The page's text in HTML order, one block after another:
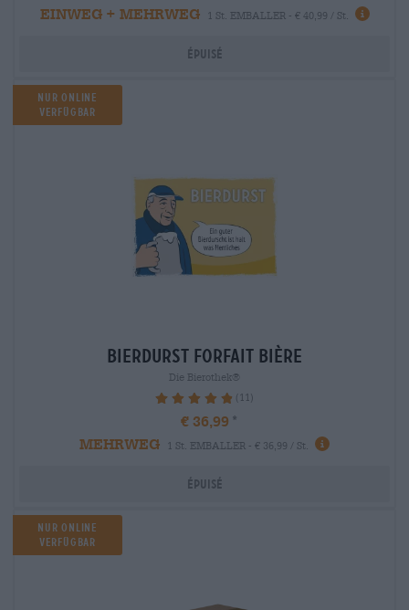
EINWEG + MEHRWEG 1 St. EMBALLER - € 40,99 / St.
Épuisé
Nur Online
verfügbar
bierdurst Forfait bière
Die Bierothek®
98.18% (11)
€ 36,99
MEHRWEG
1 St. EMBALLER - € 36,99 / St.
Épuisé
Nur Online
verfügbar